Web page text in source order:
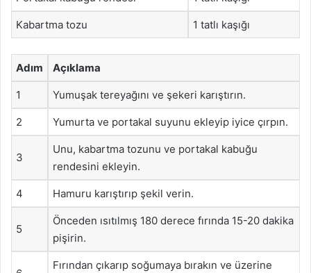
Kabartma tozu 1 tatlı kaşığı
Adım Açıklama
1 Yumuşak tereyağını ve şekeri karıştırın.
2 Yumurta ve portakal suyunu ekleyip iyice çırpın.
3
Unu, kabartma tozunu ve portakal kabuğu
rendesini ekleyin.
4 Hamuru karıştırıp şekil verin.
5
Önceden ısıtılmış 180 derece fırında 15-20 dakika
pişirin.
Fırından çıkarıp soğumaya bırakın ve üzerine